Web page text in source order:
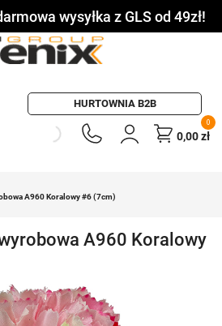
wysyłka z GLS od 49zł!
HURTOWNIA B2B
0
0,00zł
A960 Koralowy #6 (7cm)
A960 Koralowy